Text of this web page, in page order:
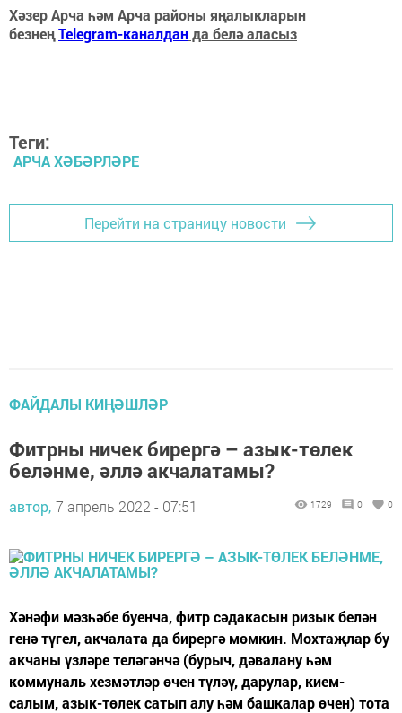
Хәзер Арча һәм Арча районы яңалыкларын
безнеңTelegram-каналданда белә аласыз
Теги:
АРЧА ХӘБӘРЛӘРЕ
Перейти на страницу новости
ФАЙДАЛЫ КИҢӘШЛӘР
Фитрны ничек бирергә – азык-төлек
беләнме, әллә акчалатамы?
автор, 7 апрель 2022 - 07:51 1729 0 0
Хәнәфи мәзһәбе буенча, фитр сәдакасын ризык белән
генә түгел, акчалата да бирергә мөмкин. Мохтаҗлар бу
акчаны үзләре теләгәнчә (бурыч, дәвалану һәм
коммуналь хезмәтләр өчен түләү, дарулар, кием-
салым, азык-төлек сатып алу һәм башкалар өчен) тота